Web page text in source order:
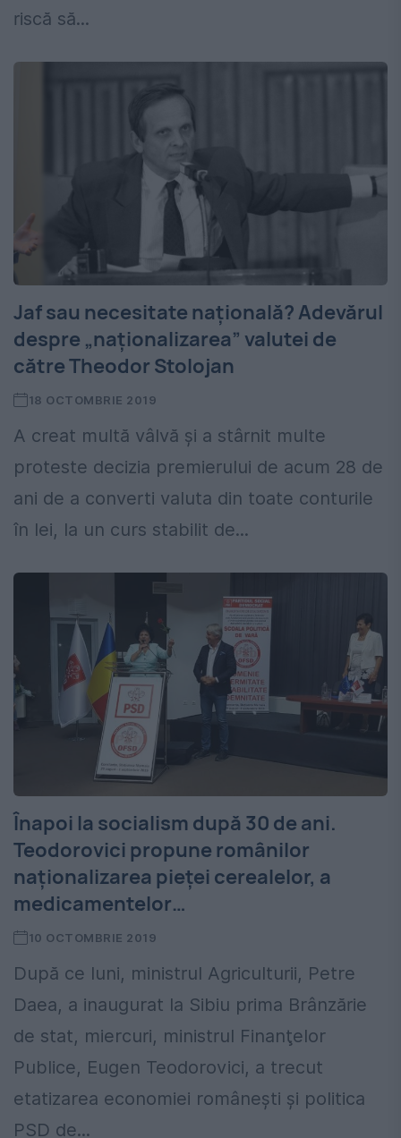
riscă să...
Jaf sau necesitate națională? Adevărul
despre „naționalizarea” valutei de
către Theodor Stolojan
18 OCTOMBRIE 2019
A creat multă vâlvă și a stârnit multe
proteste decizia premierului de acum 28 de
ani de a converti valuta din toate conturile
în lei, la un curs stabilit de...
Înapoi la socialism după 30 de ani.
Teodorovici propune românilor
naționalizarea pieței cerealelor, a
medicamentelor…
10 OCTOMBRIE 2019
După ce luni, ministrul Agriculturii, Petre
Daea, a inaugurat la Sibiu prima Brânzărie
de stat, miercuri, ministrul Finanţelor
Publice, Eugen Teodorovici, a trecut
etatizarea economiei românești și politica
PSD de...